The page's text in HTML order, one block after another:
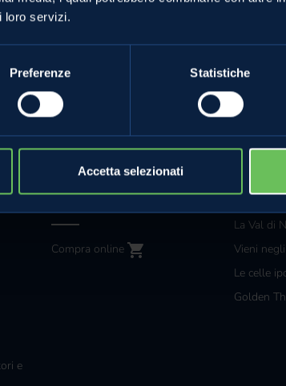
loro servizi.
Preferenze Statistiche
Accetta selezionati
e
Le mele e gli altri prodotti
La torta di mele perfetta
Compra online
Grossisti
Diventa
La Val di
Vieni
Le celle
Golden